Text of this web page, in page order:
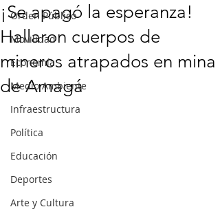
Orden Público
Movilidad
Economía
Medio Ambiente
Infraestructura
Política
Educación
Deportes
Arte y Cultura
¡Se apagó la esperanza!
Hallaron cuerpos de
mineros atrapados en mina
de Amagá